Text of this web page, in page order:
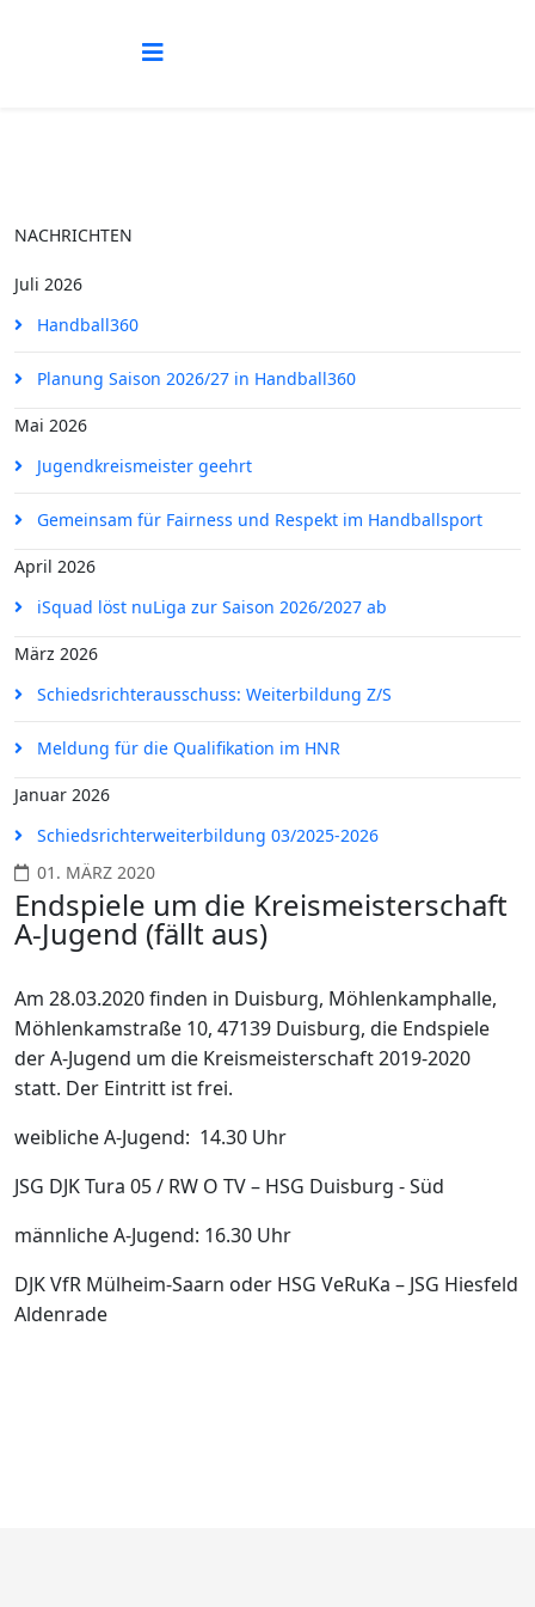
NACHRICHTEN
Juli 2026
Handball360
Planung Saison 2026/27 in Handball360
Mai 2026
Jugendkreismeister geehrt
Gemeinsam für Fairness und Respekt im Handballsport
April 2026
iSquad löst nuLiga zur Saison 2026/2027 ab
März 2026
Schiedsrichterausschuss: Weiterbildung Z/S
Meldung für die Qualifikation im HNR
Januar 2026
Schiedsrichterweiterbildung 03/2025-2026
01. MÄRZ 2020
Endspiele um die Kreismeisterschaft
A-Jugend (fällt aus)
Am 28.03.2020 finden in Duisburg, Möhlenkamphalle,
Möhlenkamstraße 10, 47139 Duisburg, die Endspiele
der A-Jugend um die Kreismeisterschaft 2019-2020
statt. Der Eintritt ist frei.
weibliche A-Jugend: 14.30 Uhr
JSG DJK Tura 05 / RW O TV – HSG Duisburg - Süd
männliche A-Jugend: 16.30 Uhr
DJK VfR Mülheim-Saarn oder HSG VeRuKa – JSG Hiesfeld
Aldenrade